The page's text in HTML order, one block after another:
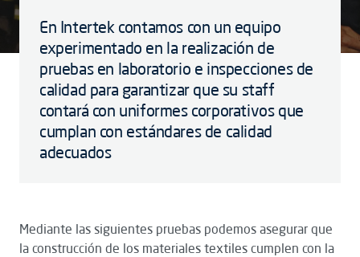
En Intertek contamos con un equipo
experimentado en la realización de
pruebas en laboratorio e inspecciones de
calidad para garantizar que su staff
contará con uniformes corporativos que
cumplan con estándares de calidad
adecuados
Mediante las siguientes pruebas podemos asegurar que
la construcción de los materiales textiles cumplen con la